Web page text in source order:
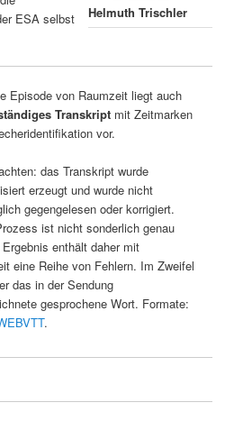
Helmuth Trischler
ESA selbst
Episode von Raumzeit liegt auch
Transkriptmit Zeitmarken
vor.
das Transkript wurde
erzeugt und wurde nicht
gegengelesen oder korrigiert.
ist nicht sonderlich genau
enthält daher mit
eine Reihe von Fehlern. Im Zweifel
das in der Sendung
gesprochene Wort. Formate:
.